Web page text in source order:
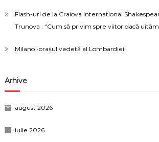
Flash-uri de la Craiova International
Trunova : “Cum să privim spre viitor dacă
Milano -orașul vedetă al Lombardiei
Arhive
august 2026
iulie 2026